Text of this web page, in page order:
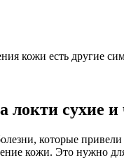
кожи есть другие
локти сухие
которые
кожи. Это нужно